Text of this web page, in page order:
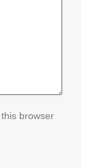
browser